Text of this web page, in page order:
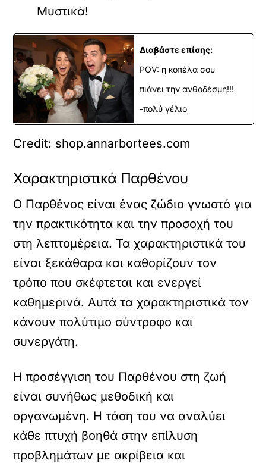
Διαβάστε επίσης:
POV: η κοπέλα σου
πιάνει την ανθοδέσμη!!!
-πολύ γέλιο
Credit: shop.annarbortees.com
Χαρακτηριστικά Παρθένου
Ο Παρθένος είναι ένας ζώδιο γνωστό για
την πρακτικότητα και την προσοχή του
στη λεπτομέρεια. Τα χαρακτηριστικά του
είναι ξεκάθαρα και καθορίζουν τον
τρόπο που σκέφτεται και ενεργεί
καθημερινά. Αυτά τα χαρακτηριστικά τον
κάνουν πολύτιμο σύντροφο και
συνεργάτη.
Η προσέγγιση του Παρθένου στη ζωή
είναι συνήθως μεθοδική και
οργανωμένη. Η τάση του να αναλύει
κάθε πτυχή βοηθά στην επίλυση
προβλημάτων με ακρίβεια και